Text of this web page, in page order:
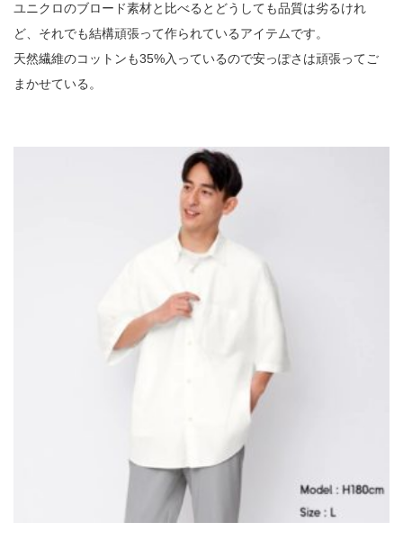
ユニクロのブロード素材と比べるとどうしても品質は劣るけれ
ど、それでも結構頑張って作られているアイテムです。
天然繊維のコットンも35%入っているので安っぽさは頑張ってご
まかせている。